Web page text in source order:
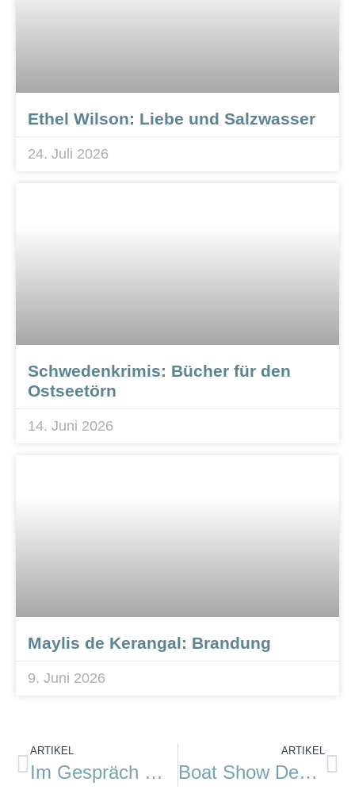
Ethel Wilson: Liebe und Salzwasser
24. Juli 2026
Schwedenkrimis: Bücher für den
Ostseetörn
14. Juni 2026
Maylis de Kerangal: Brandung
9. Juni 2026
ARTIKEL
Im Gespräch mit Jimmy Cornell
ARTIKEL
Boat Show Denmark